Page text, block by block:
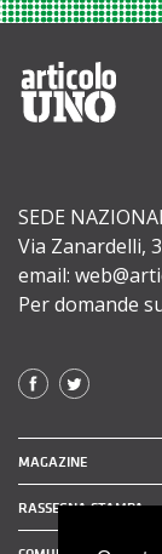
SEDE
Via Zanardelli,
email:
Per domande
MAGAZINE
RASSEGNA STAMPA